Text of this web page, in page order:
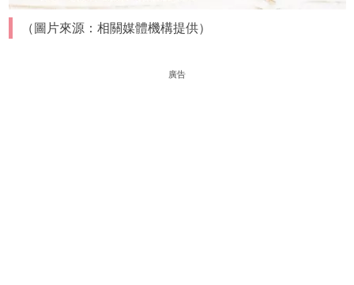
（圖片來源：相關媒體機構提供）
廣告